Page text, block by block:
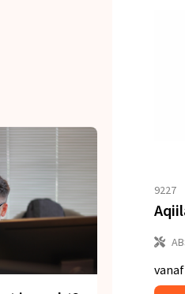
9227
vanaf